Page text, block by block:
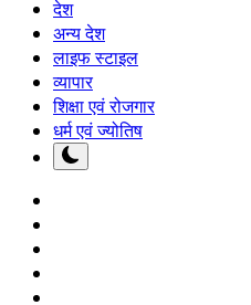
देश
अन्य देश
लाइफ स्टाइल
व्यापार
शिक्षा एवं रोजगार
धर्म एवं ज्योतिष